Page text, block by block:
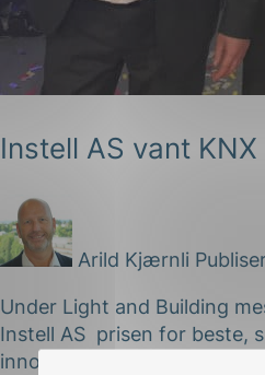
Instell AS vant
Arild Kjærnli
Under Light and Building
Instell AS prisen for beste,
innovative KNX prosjekt i